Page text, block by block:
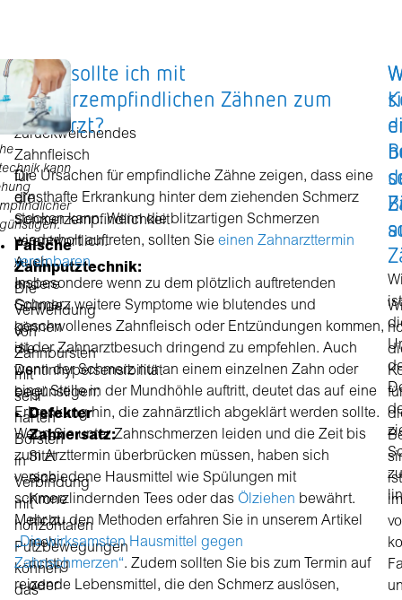
kann
Falsche
Zahnputztechnik:
Die
Verwendung
von
Zahnbürsten
mit
sehr
harten
Borsten
in
Verbindung
mit
horizontalen
Putzbewegungen
können
das
Nicht
immer
ist
zurückweichendes
Zahnfleisch
für
die
Schmerzempfindlichkeit
verantwortlich.
Auch
andere
Gründe
können
die
Dentinhypersensibilität
begünstigen:
Defekter
Zahnersatz:
Sitzt
eine
Krone
nicht
mehr
richtig
oder
Wann sollte ich mit
schmerzempfindlichen Zähnen zum
Zahnarzt?
Die Ursachen für empfindliche Zähne zeigen, dass eine
ernsthafte Erkrankung hinter dem ziehenden Schmerz
stecken kann. Wenn die blitzartigen Schmerzen
wiederholt auftreten, sollten Sie einen Zahnarzttermin
vereinbaren.
Insbesondere wenn zu dem plötzlich auftretenden
Schmerz weitere Symptome wie blutendes und
geschwollenes Zahnfleisch oder Entzündungen kommen,
ist der Zahnarztbesuch dringend zu empfehlen. Auch
wenn der Schmerz nur an einem einzelnen Zahn oder
einer Stelle in der Mundhöhle auftritt, deutet das auf eine
Erkrankung hin, die zahnärztlich abgeklärt werden sollte.
Wenn Sie unter Zahnschmerzen leiden und die Zeit bis
zum Arzttermin überbrücken müssen, haben sich
verschiedene Hausmittel wie Spülungen mit
schmerzlindernden Tees oder das Ölziehen bewährt.
Mehr zu den Methoden erfahren Sie in unserem Artikel
„Die wirksamsten Hausmittel gegen
Zahnschmerzen“. Zudem sollten Sie bis zum Termin auf
reizende Lebensmittel, die den Schmerz auslösen,
zu
ist